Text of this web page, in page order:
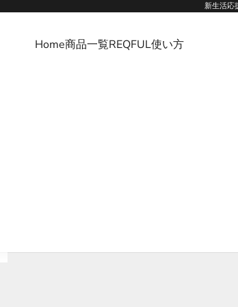
新生活応
Home商品一覧REQFUL使い方